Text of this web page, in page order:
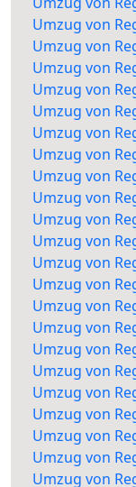
Umzug von
Umzug von
Umzug von
Umzug von
Umzug von
Umzug von
Umzug von
Umzug von
Umzug von
Umzug von
Umzug von
Umzug von
Umzug von
Umzug von
Umzug von
Umzug von
Umzug von
Umzug von
Umzug von
Umzug von
Umzug von
Umzug von